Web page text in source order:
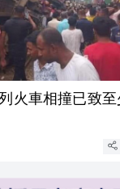
火車相撞已致至